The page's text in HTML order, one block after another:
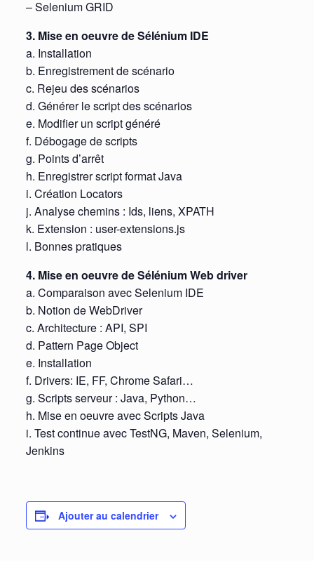
– Selenium GRID
3. Mise en oeuvre de Sélénium IDE
a. Installation
b. Enregistrement de scénario
c. Rejeu des scénarios
d. Générer le script des scénarios
e. Modifier un script généré
f. Débogage de scripts
g. Points d’arrêt
h. Enregistrer script format Java
i. Création Locators
j. Analyse chemins : Ids, liens, XPATH
k. Extension : user-extensions.js
l. Bonnes pratiques
4. Mise en oeuvre de Sélénium Web driver
a. Comparaison avec Selenium IDE
b. Notion de WebDriver
c. Architecture : API, SPI
d. Pattern Page Object
e. Installation
f. Drivers: IE, FF, Chrome Safari…
g. Scripts serveur : Java, Python…
h. Mise en oeuvre avec Scripts Java
i. Test continue avec TestNG, Maven, Selenium,
Jenkins
Ajouter au calendrier